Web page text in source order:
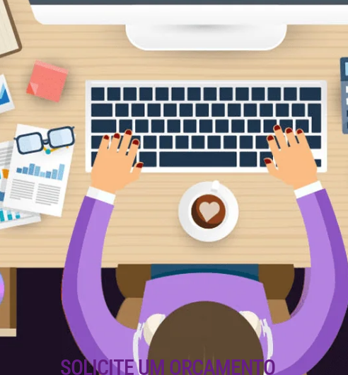
SOLICITE UM ORÇAMENTO